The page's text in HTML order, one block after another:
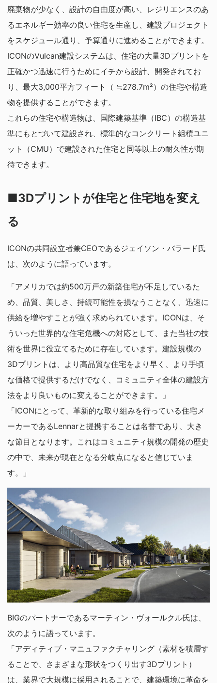
廃棄物が少なく、設計の自由度が高い、レジリエンスのあ
るエネルギー効率の良い住宅を生産し、建設プロジェクト
をスケジュール通り、予算通りに進めることができます。
ICONのVulcan建設システムは、住宅の大量3Dプリントを
正確かつ迅速に行うためにイチから設計、開発されてお
り、最大3,000平方フィート（ ≒278.7m²）の住宅や構造
物を提供することができます。
これらの住宅や構造物は、国際建築基準（IBC）の構造基
準にもとづいて建設され、標準的なコンクリート組積ユニ
ット（CMU）で建設された住宅と同等以上の耐久性が期
待できます。
■3Dプリントが住宅と住宅地を変え
る
ICONの共同設立者兼CEOであるジェイソン・バラード氏
は、次のように語っています。
「アメリカでは約500万戸の新築住宅が不足しているた
め、品質、美しさ、持続可能性を損なうことなく、迅速に
供給を増やすことが強く求められています。ICONは、そ
ういった世界的な住宅危機への対応として、また当社の技
術を世界に役立てるために存在しています。建設規模の
3Dプリントは、より高品質な住宅をより早く、より手頃
な価格で提供するだけでなく、コミュニティ全体の建設方
法をより良いものに変えることができます。」
「ICONにとって、革新的な取り組みを行っている住宅メ
ーカーであるLennarと提携することは名誉であり、大き
な節目となります。これはコミュニティ規模の開発の歴史
の中で、未来が現在となる分岐点になると信じていま
す。」
BIGのパートナーであるマーティン・ヴォールクル氏は、
次のように語っています。
「アディティブ・マニュファクチャリング（素材を積層す
ることで、さまざまな形状をつくり出す3Dプリント）
は、業界で大規模に採用されることで、建築環境に革命を